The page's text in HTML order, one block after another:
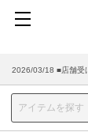
2026/03/18 ■店舗受